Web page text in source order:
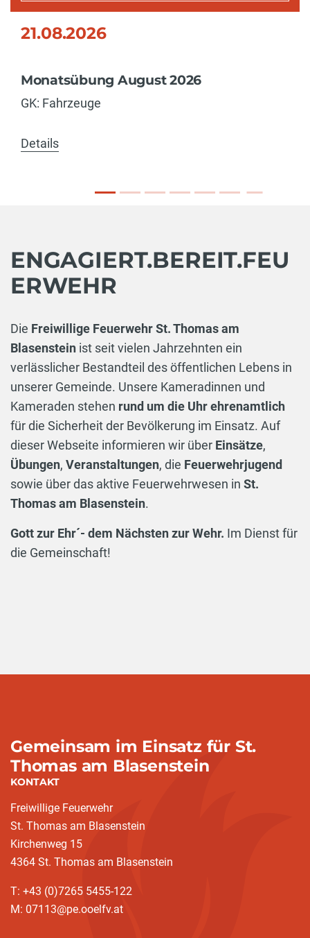
21.08.2026
Monatsübung August 2026
GK: Fahrzeuge
Details
ENGAGIERT.BEREIT.FEU
ERWEHR
Die Freiwillige Feuerwehr St. Thomas am
Blasenstein ist seit vielen Jahrzehnten ein
verlässlicher Bestandteil des öffentlichen Lebens in
unserer Gemeinde. Unsere Kameradinnen und
Kameraden stehen rund um die Uhr ehrenamtlich
für die Sicherheit der Bevölkerung im Einsatz. Auf
dieser Webseite informieren wir über Einsätze,
Übungen, Veranstaltungen, die Feuerwehrjugend
sowie über das aktive Feuerwehrwesen in St.
Thomas am Blasenstein.
Gott zur Ehr´- dem Nächsten zur Wehr. Im Dienst für
die Gemeinschaft!
Gemeinsam im Einsatz für St.
Thomas am Blasenstein
KONTAKT
Freiwillige Feuerwehr
St. Thomas am Blasenstein
Kirchenweg 15
4364 St. Thomas am Blasenstein
T: +43 (0)7265 5455-122
M: 07113@pe.ooelfv.at